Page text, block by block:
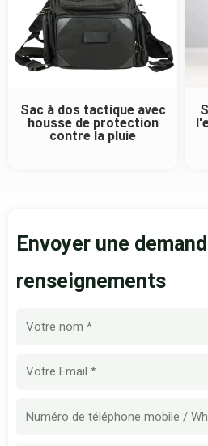
Sac à dos tactique avec
housse de protection
contre la pluie
Envoyer une
renseignements